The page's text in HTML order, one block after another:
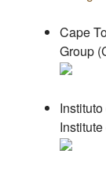
Cape
Group